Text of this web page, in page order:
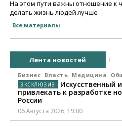
На этом пути важны отношение к
делать жизнь людей лучше
Все материалы
Лента новостей
Бизнес Власть Медицина
Искусственный
привлекать к разработке
России
06 Августа 2026, 19:00